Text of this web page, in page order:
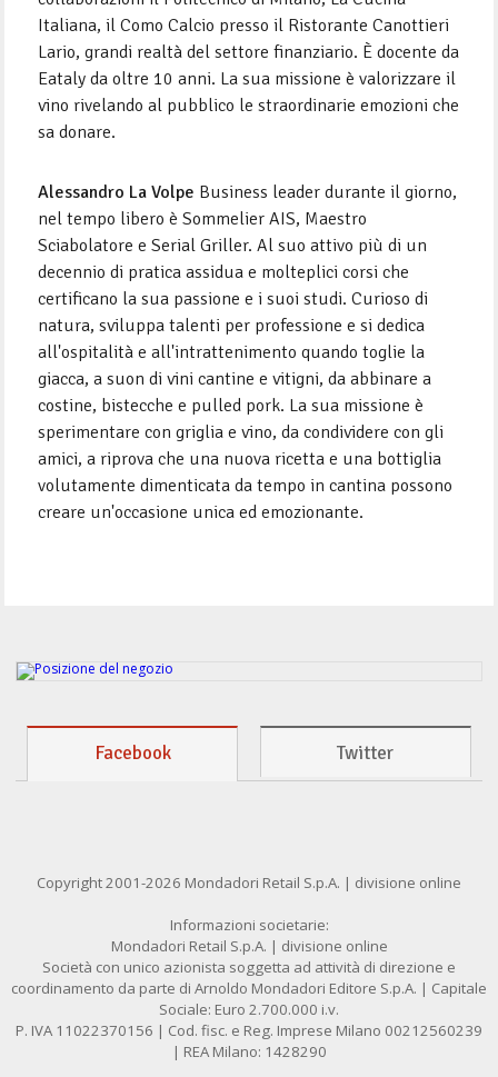
Italiana, il Como Calcio presso il Ristorante Canottieri
Lario, grandi realtà del settore finanziario. È docente da
Eataly da oltre 10 anni. La sua missione è valorizzare il
vino rivelando al pubblico le straordinarie emozioni che
sa donare.
Alessandro La Volpe Business leader durante il giorno,
nel tempo libero è Sommelier AIS, Maestro
Sciabolatore e Serial Griller. Al suo attivo più di un
decennio di pratica assidua e molteplici corsi che
certificano la sua passione e i suoi studi. Curioso di
natura, sviluppa talenti per professione e si dedica
all'ospitalità e all'intrattenimento quando toglie la
giacca, a suon di vini cantine e vitigni, da abbinare a
costine, bistecche e pulled pork. La sua missione è
sperimentare con griglia e vino, da condividere con gli
amici, a riprova che una nuova ricetta e una bottiglia
volutamente dimenticata da tempo in cantina possono
creare un'occasione unica ed emozionante.
Facebook Twitter
Copyright 2001-2026 Mondadori Retail S.p.A. | divisione online
Informazioni societarie:
Mondadori Retail S.p.A. | divisione online
Società con unico azionista soggetta ad attività di direzione e
coordinamento da parte di Arnoldo Mondadori Editore S.p.A. | Capitale
Sociale: Euro 2.700.000 i.v.
P. IVA 11022370156 | Cod. fisc. e Reg. Imprese Milano 00212560239
| REA Milano: 1428290